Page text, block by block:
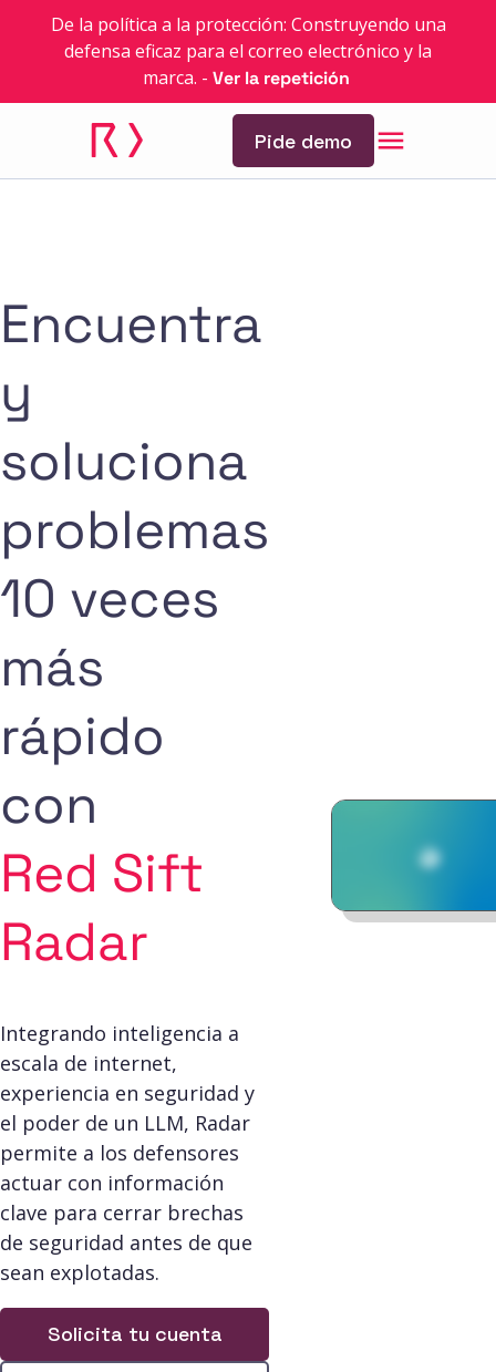
De la política a la protección: Construyendo una
defensa eficaz para el correo electrónico y la
marca. - Ver la repetición
Pide demo
Encuentra
y
soluciona
problemas
10 veces
más
rápido
con
Red Sift
Radar
Integrando inteligencia a
escala de internet,
experiencia en seguridad y
el poder de un LLM, Radar
permite a los defensores
actuar con información
clave para cerrar brechas
de seguridad antes de que
sean explotadas.
Solicita tu cuenta